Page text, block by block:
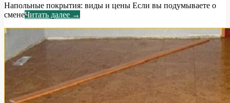
11
Напольные покрытия: виды и цены Если вы подумываете о
сменеЧитать далее →